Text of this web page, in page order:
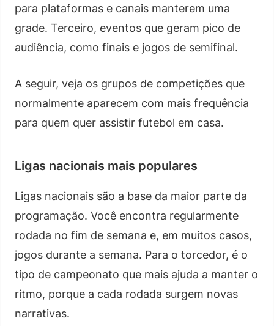
para plataformas e canais manterem uma
grade. Terceiro, eventos que geram pico de
audiência, como finais e jogos de semifinal.
A seguir, veja os grupos de competições que
normalmente aparecem com mais frequência
para quem quer assistir futebol em casa.
Ligas nacionais mais populares
Ligas nacionais são a base da maior parte da
programação. Você encontra regularmente
rodada no fim de semana e, em muitos casos,
jogos durante a semana. Para o torcedor, é o
tipo de campeonato que mais ajuda a manter o
ritmo, porque a cada rodada surgem novas
narrativas.